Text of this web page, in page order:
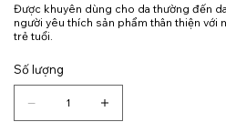
Được khuyên dùng cho da thường đến
người yêu thích sản phẩm thân thiện với
trẻ tuổi.
Số lượng